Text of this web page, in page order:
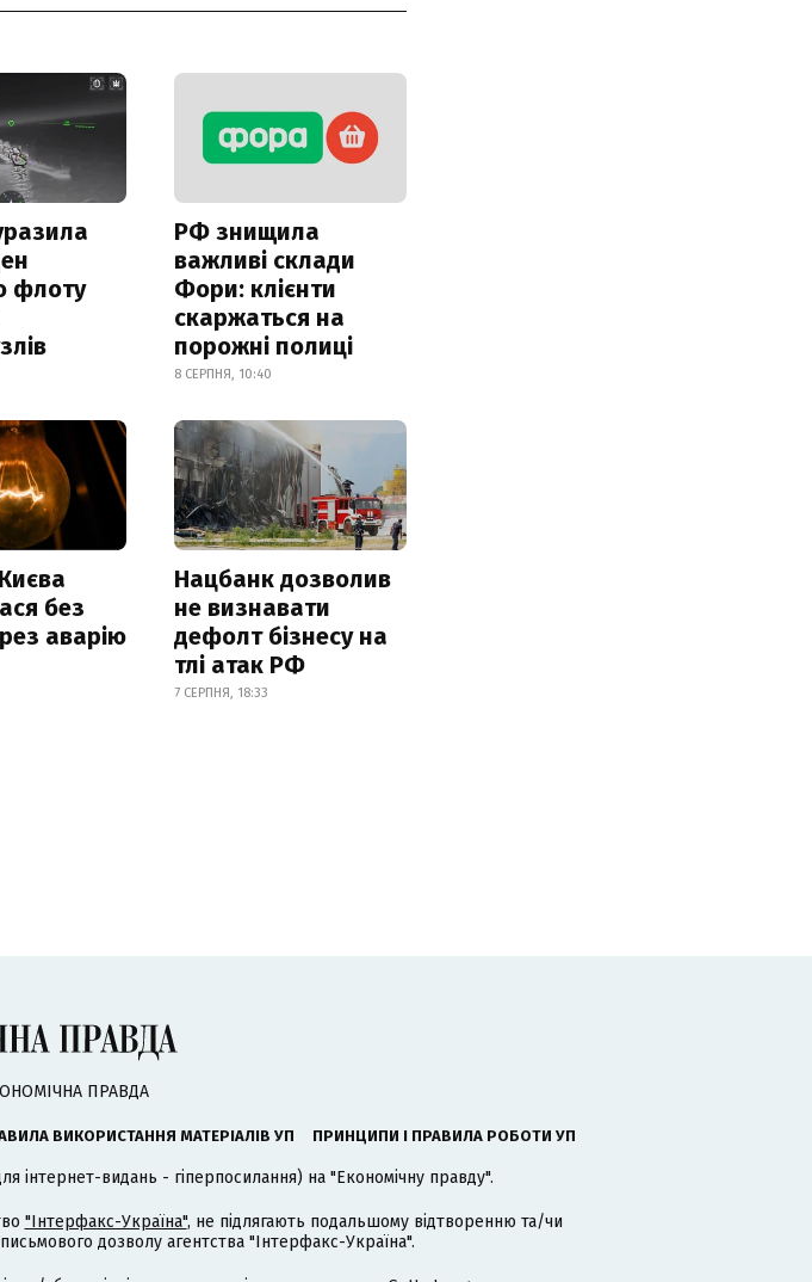
флоту
РФ знищила
важливі склади
Фори: клієнти
скаржаться на
порожні полиці
8 СЕРПНЯ, 10:40
без
аварію
Нацбанк дозволив
не визнавати
дефолт бізнесу на
тлі атак РФ
7 СЕРПНЯ, 18:33
ПРАВДА
ВИКОРИСТАННЯ МАТЕРІАЛІВ УП ПРИНЦИПИ І ПРАВИЛА РОБОТИ УП
інтернет-видань - гіперпосилання) на "Економічну правду".
"Інтерфакс-Україна", не підлягають подальшому відтворенню та/чи
дозволу агентства "Інтерфакс-Україна".